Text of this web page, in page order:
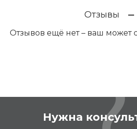
Отзывы
Отзывов ещё нет – ваш может
Нужна